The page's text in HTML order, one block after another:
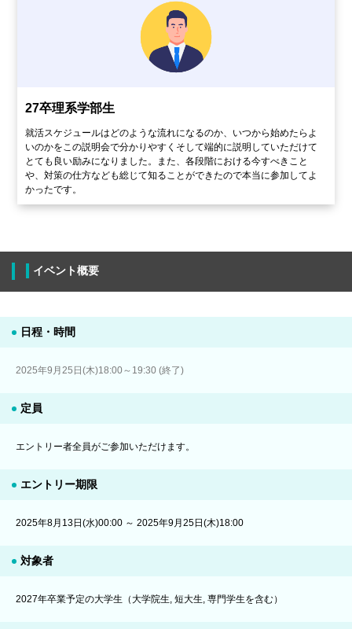
27卒理系学部生
就活スケジュールはどのような流れになるのか、いつから始めたらよ
いのかをこの説明会で分かりやすくそして端的に説明していただけて
とても良い励みになりました。また、各段階における今すべきこと
や、対策の仕方なども総じて知ることができたので本当に参加してよ
かったです。
イベント概要
日程・時間
2025年9月25日(木)18:00～19:30 (終了)
定員
エントリー者全員がご参加いただけます。
エントリー期限
2025年8月13日(水)00:00 ～ 2025年9月25日(木)18:00
対象者
2027年卒業予定の大学生（大学院生, 短大生, 専門学生を含む）